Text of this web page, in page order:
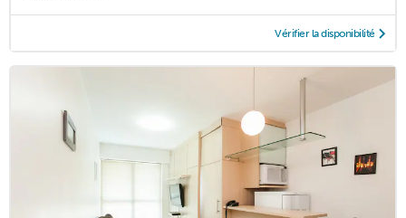
Vérifier la disponibilité